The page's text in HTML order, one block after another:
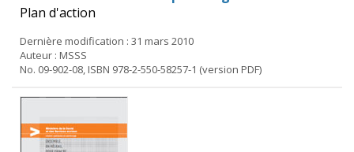
Plan d'action
Dernière modification : 31 mars 2010
Auteur : MSSS
No. 09-902-08, ISBN 978-2-550-58257-1 (version PDF)